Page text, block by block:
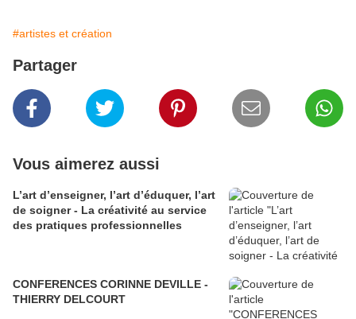
#artistes et création
Partager
Vous aimerez aussi
L’art d’enseigner, l’art d’éduquer, l’art
de soigner - La créativité au service
des pratiques professionnelles
CONFERENCES CORINNE DEVILLE -
THIERRY DELCOURT